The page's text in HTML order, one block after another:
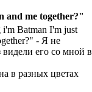
and me together?"
Batman I'm just
- Я не
видели его со мной в
в разных цветах